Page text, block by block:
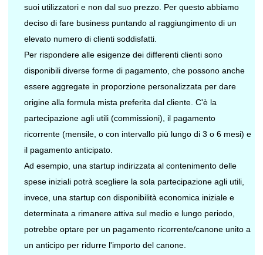
suoi utilizzatori e non dal suo prezzo. Per questo abbiamo
deciso di fare business puntando al raggiungimento di un
elevato numero di clienti soddisfatti.
Per rispondere alle esigenze dei differenti clienti sono
disponibili diverse forme di pagamento, che possono anche
essere aggregate in proporzione personalizzata per dare
origine alla formula mista preferita dal cliente. C'è la
partecipazione agli utili (commissioni), il pagamento
ricorrente (mensile, o con intervallo più lungo di 3 o 6 mesi) e
il pagamento anticipato.
Ad esempio, una startup indirizzata al contenimento delle
spese iniziali potrà scegliere la sola partecipazione agli utili,
invece, una startup con disponibilità economica iniziale e
determinata a rimanere attiva sul medio e lungo periodo,
potrebbe optare per un pagamento ricorrente/canone unito a
un anticipo per ridurre l'importo del canone.